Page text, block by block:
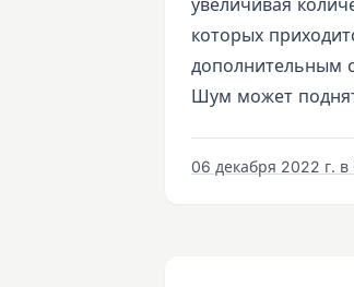
увеличивая
которых
дополнительным
Шум может
06 декабря 2022 г. в